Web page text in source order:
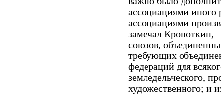
ассоциациями иного
ассоциациями
замечал Кропоткин,
союзов,
требующих
федераций для
земледельческого,
художественного; и